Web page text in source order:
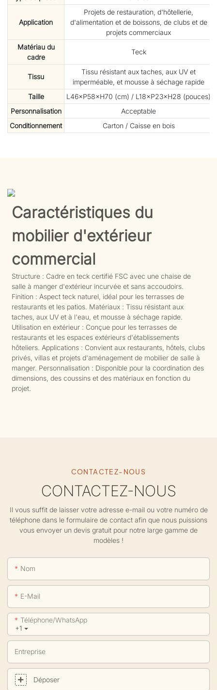
Application
Projets de restauration, d'hôtellerie,
d'alimentation et de boissons, de clubs et de
projets commerciaux
Matériau du
cadre
Teck
Tissu
Tissu résistant aux taches, aux UV et
imperméable, et mousse à séchage rapide
Taille
L46×P58×H70 (cm) / L18×P23×H28 (pouces)
Personnalisation
Acceptable
Conditionnement
Carton / Caisse en bois
Caractéristiques du
mobilier d'extérieur
commercial
Structure : Cadre en teck certifié FSC avec une chaise de
salle à manger d'extérieur incurvée et sans accoudoirs.
Finition : Aspect teck naturel, idéal pour les terrasses de
restaurants et les patios. Matériaux : Tissu résistant aux
taches, aux UV et à l'eau, et mousse à séchage rapide.
Utilisation en extérieur : Conçue pour les terrasses de
restaurants et les espaces extérieurs d'établissements
hôteliers. Applications : Convient aux restaurants, hôtels, clubs
privés, villas et projets d'aménagement de mobilier de salle à
manger. Personnalisation : Disponible pour la coordination des
dimensions, des coussins et des matériaux en fonction du
projet.
CONTACTEZ-NOUS
CONTACTEZ-NOUS
Il vous suffit de laisser votre adresse e-mail ou votre numéro de
téléphone dans le formulaire de contact afin que nous puissions
vous envoyer un devis gratuit pour notre large gamme de
modèles !
Nom
E-Mail
+1
Téléphone/WhatsApp
Entreprise
Déposer